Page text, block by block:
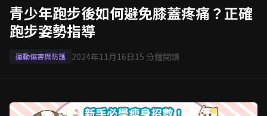
青少年跑步後如何避免膝蓋疼痛？正確
跑步姿勢指導
運動傷害與防護 2024年11月16日15 分鐘閱讀